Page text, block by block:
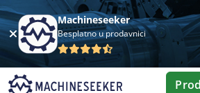
Machineseeker
Besplatno u prodavnici